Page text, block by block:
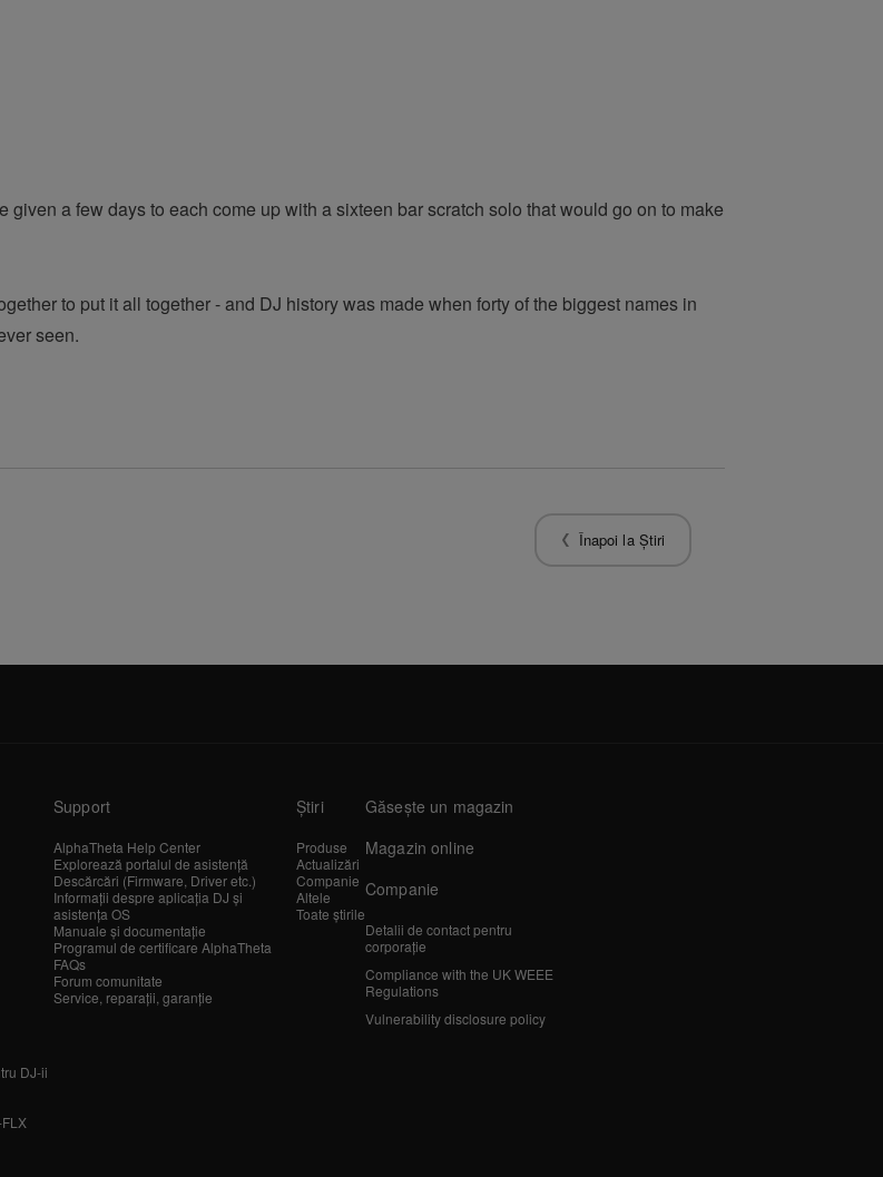
a few days to each come up with a sixteen bar scratch solo that would go on to make
to put it all together - and DJ history was made when forty of the biggest names in
seen.
Înapoi la Știri
DJ-ii
Support
AlphaTheta Help Center
Explorează portalul de asistență
Descărcări (Firmware, Driver etc.)
Informații despre aplicația DJ și
asistența OS
Manuale și documentație
Programul de certificare AlphaTheta
FAQs
Forum comunitate
Service, reparații, garanție
Știri
Produse
Actualizări
Companie
Altele
Toate știrile
Găsește un magazin
Magazin online
Companie
Detalii de contact pentru
corporație
Compliance with the UK WEEE
Regulations
Vulnerability disclosure policy